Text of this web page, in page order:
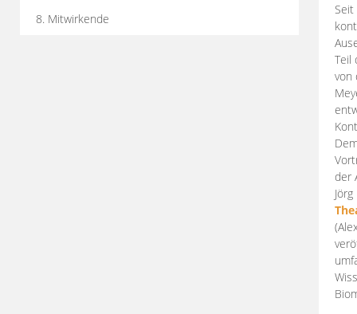
8. Mitwirkende
Teil
von
der